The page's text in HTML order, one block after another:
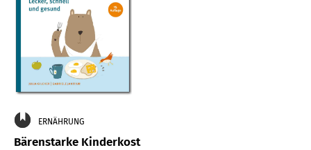
ERNÄHRUNG
Bärenstarke Kinderkost